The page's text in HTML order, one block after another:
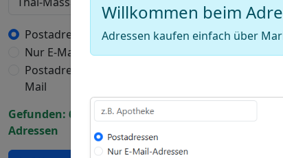
Postadressen
Nur E-Mail-Adressen
Postadressen mit E-
Mail
Gefunden: 6155
Adressen
+
−
polygon
a
Draw
layers
Delete
Willkommen beim
Adressen kaufen einfach über